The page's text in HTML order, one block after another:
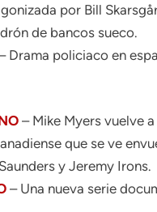
por Bill
de bancos sueco.
Drama policiaco en
– Mike Myers vuelve
que se ve
y Jeremy Irons.
– Una nueva serie